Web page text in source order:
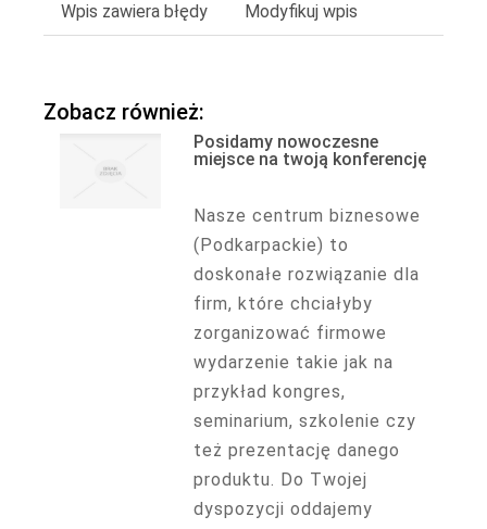
Wpis zawiera błędy Modyfikuj wpis
Zobacz również:
Posidamy nowoczesne
miejsce na twoją konferencję
Nasze centrum biznesowe
(Podkarpackie) to
doskonałe rozwiązanie dla
firm, które chciałyby
zorganizować firmowe
wydarzenie takie jak na
przykład kongres,
seminarium, szkolenie czy
też prezentację danego
produktu. Do Twojej
dyspozycji oddajemy